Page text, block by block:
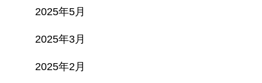
2025年5月
2025年3月
2025年2月